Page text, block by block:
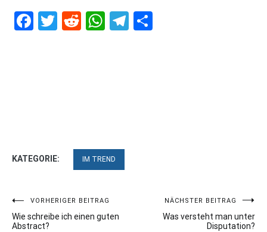
Facebook
Twitter
RedditWhatsApp
Telegram
KATEGORIE: IM TREND
Beitragsnavigation
VORHERIGER BEITRAG
Wie schreibe ich einen guten
Abstract?
NÄCHSTER BEITRAG
Was versteht man unter
Disputation?